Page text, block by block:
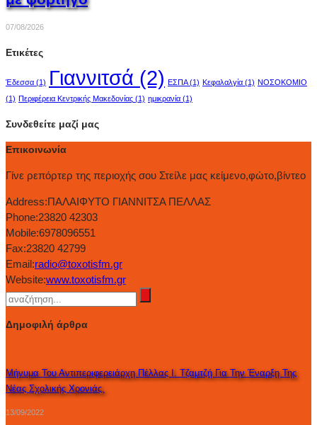
07/08/2026
Ετικέτες
Έδεσσα (1) Γιαννιτσά (2) ΕΣΠΑ(1) Κεφαλαλγία (1) ΝΟΣΟΚΟΜΙΟ
(1) Περιφέρεια Κεντρικής Μακεδονίας (1) ημικρανία (1)
Συνδεθείτε μαζί μας
Επικοινωνία
Γίνε ρεπόρτερ της περιοχής σου Στείλε μας κείμενο,φώτο,βίντεο
Address:ΠΑΛΑΙΦΥΤΟ ΓΙΑΝΝΙΤΣΑ ΠΕΛΛΑΣ
Phone:23820 42303
Mobile:6978096551
Fax:23820 42799
Email:radio@toxotisfm.gr
Website:www.toxotisfm.gr
Δημοφιλή άρθρα
Μήνυμα Του Αντιπεριφερειάρχη Πέλλας Ι. Τζαμτζή Για Την Έναρξη Της
Νέας Σχολικής Χρονιάς.
13/09/2022